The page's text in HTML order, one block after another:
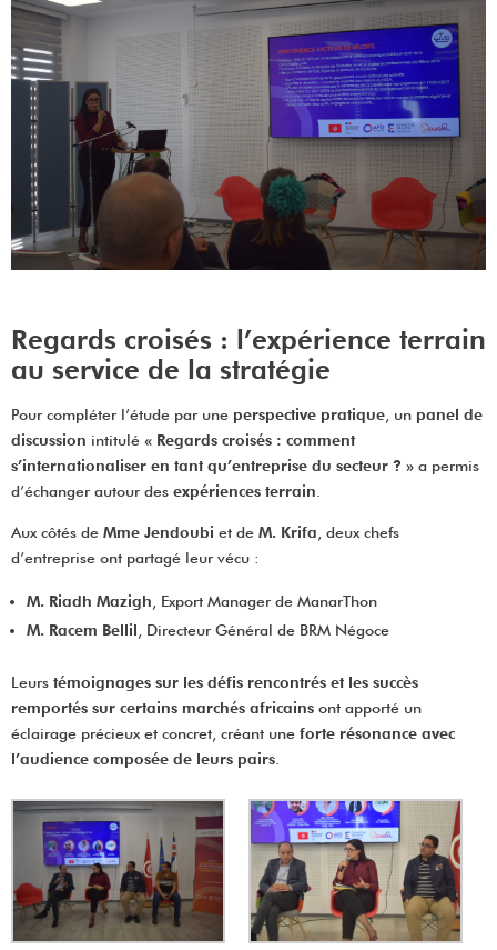
Regards croisés : l’expérience terrain
au service de la stratégie
Pour compléter l’étude par une perspective pratique , un panel de
discussion intitulé « Regards croisés : comment
s’internationaliser en tant qu’entreprise du secteur ? » a permis
d’échanger autour des expériences terrain
Aux côtés de Mme Jendoubi et de M. Krifa , deux chefs
d’entreprise ont partagé leur vécu :
M. Riadh Mazigh , Export Manager de ManarThon
M. Racem Bellil , Directeur Général de BRM Négoce
Leurs témoignages sur les défis rencontrés et les succès
remportés sur certains marchés africains ont apporté un
éclairage précieux et concret, créant une forte résonance avec
l’audience composée de leurs pairs